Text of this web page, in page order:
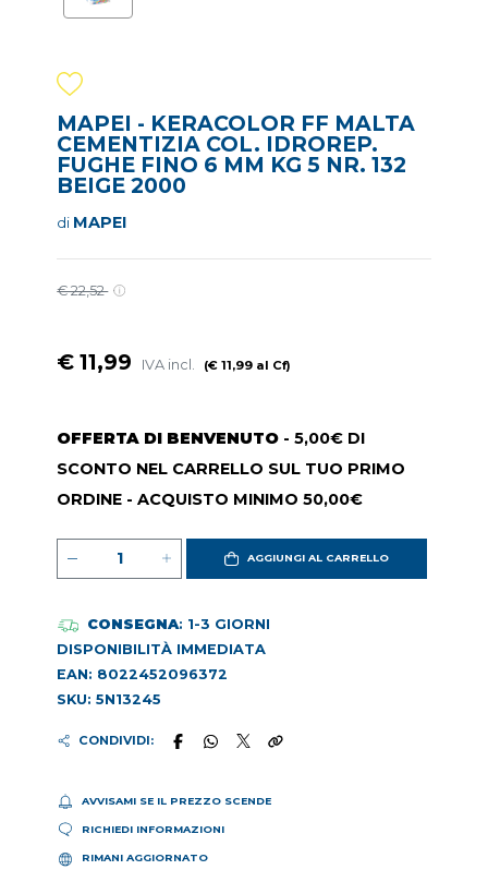
MAPEI - KERACOLOR FF MALTA
CEMENTIZIA COL. IDROREP.
FUGHE FINO 6 MM KG 5 NR. 132
BEIGE 2000
di MAPEI
€ 22,52
€ 11,99 IVA incl. (€ 11,99 al Cf)
OFFERTA DI BENVENUTO - 5,00€ DI
SCONTO NEL CARRELLO SUL TUO PRIMO
ORDINE - ACQUISTO MINIMO 50,00€
AGGIUNGI AL CARRELLO
CONSEGNA: 1-3 GIORNI
DISPONIBILITÀ IMMEDIATA
EAN: 8022452096372
SKU: 5N13245
CONDIVIDI:
AVVISAMI SE IL PREZZO SCENDE
RICHIEDI INFORMAZIONI
RIMANI AGGIORNATO